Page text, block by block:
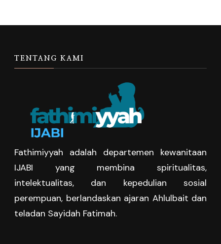
TENTANG KAMI
Fathimiyyah adalah departemen kewanitaan
IJABI yang membina spiritualitas,
intelektualitas, dan kepedulian sosial
perempuan, berlandaskan ajaran Ahlulbait dan
teladan Sayidah Fatimah.